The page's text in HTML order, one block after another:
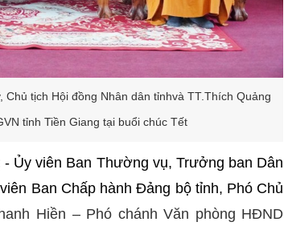
tịch Hội đồng Nhân dân tỉnhvà TT.Thích Quảng
tỉnh Tiền Giang tại buổi chúc Tết
Ủy viên Ban Thường vụ, Trưởng ban Dân
Ban Chấp hành Đảng bộ tỉnh, Phó Chủ
Hiền – Phó chánh Văn phòng HĐND